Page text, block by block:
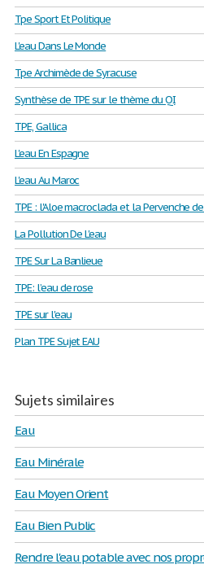
Tpe Sport Et Politique
L'eau Dans Le Monde
Tpe Archimède de Syracuse
Synthèse de TPE sur le thème du QI
TPE, Gallica
L'eau En Espagne
L'eau Au Maroc
TPE : l'Aloe macroclada et la Pervenche
La Pollution De L'eau
TPE Sur La Banlieue
TPE: l’eau de rose
TPE sur l'eau
Plan TPE Sujet EAU
Sujets similaires
Eau
Eau Minérale
Eau Moyen Orient
Eau Bien Public
Rendre l'eau potable avec nos